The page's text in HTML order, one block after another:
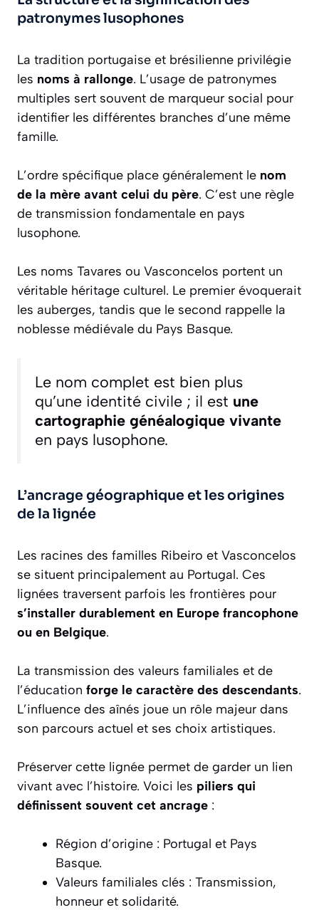
patronymes lusophones
La tradition portugaise et brésilienne privilégie
les noms à rallonge. L’usage de patronymes
multiples sert souvent de marqueur social pour
identifier les différentes branches d’une même
famille.
L’ordre spécifique place généralement le nom
de la mère avant celui du père. C’est une règle
de transmission fondamentale en pays
lusophone.
Les noms Tavares ou Vasconcelos portent un
véritable héritage culturel. Le premier évoquerait
les auberges, tandis que le second rappelle la
noblesse médiévale du Pays Basque.
Le nom complet est bien plus
qu’une identité civile ; il est une
cartographie généalogique vivante
en pays lusophone.
L’ancrage géographique et les origines
de la lignée
Les racines des familles Ribeiro et Vasconcelos
se situent principalement au Portugal. Ces
lignées traversent parfois les frontières pour
s’installer durablement en Europe francophone
ou en Belgique.
La transmission des valeurs familiales et de
l’éducation forge le caractère des descendants.
L’influence des aînés joue un rôle majeur dans
son parcours actuel et ses choix artistiques.
Préserver cette lignée permet de garder un lien
vivant avec l’histoire. Voici les piliers qui
définissent souvent cet ancrage :
Région d’origine : Portugal et Pays
Basque.
Valeurs familiales clés : Transmission,
honneur et solidarité.